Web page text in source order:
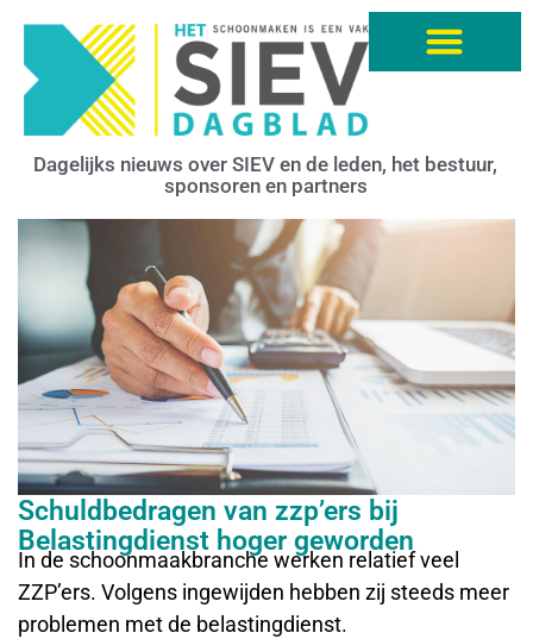
Dagelijks nieuws over SIEV en de leden, het bestuur,
sponsoren en partners
Schuldbedragen van zzp’ers bij
Belastingdienst hoger geworden
In de schoonmaakbranche werken relatief veel
ZZP’ers. Volgens ingewijden hebben zij steeds meer
problemen met de belastingdienst.